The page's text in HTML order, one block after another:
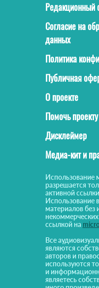
Редакционный
Согласие на
данных
Политика
Публичная
О проекте
Помочь проекту
Дисклеймер
Медиа-кит и
Использование
разрешается
активной
Использование
материалов без
ссылкой на
Все
являются
авторов и
используются
и
являетесь